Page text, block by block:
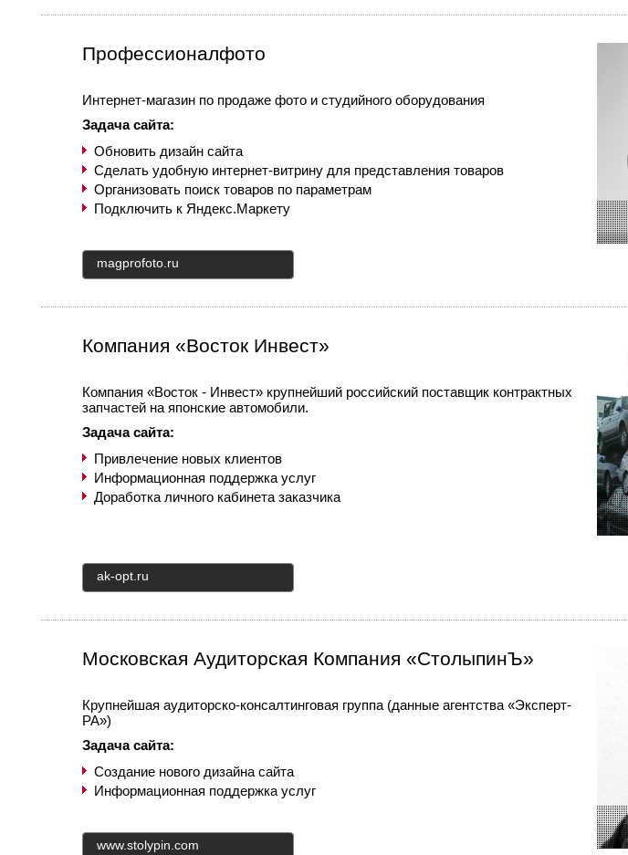
Профессионалфото
Интернет-магазин по продаже фото и студийного оборудования
Задача сайта:
Обновить дизайн сайта
Сделать удобную интернет-витрину для представления товаров
Организовать поиск товаров по параметрам
Подключить к Яндекс.Маркету
magprofoto.ru
Компания «Восток Инвест»
Компания «Восток - Инвест» крупнейший российский поставщик контрактных
запчастей на японские автомобили.
Задача сайта:
Привлечение новых клиентов
Информационная поддержка услуг
Доработка личного кабинета заказчика
ak-opt.ru
Московская Аудиторская Компания «СтолыпинЪ»
Крупнейшая аудиторско-консалтинговая группа (данные агентства «Эксперт-
РА»)
Задача сайта:
Создание нового дизайна сайта
Информационная поддержка услуг
www.stolypin.com